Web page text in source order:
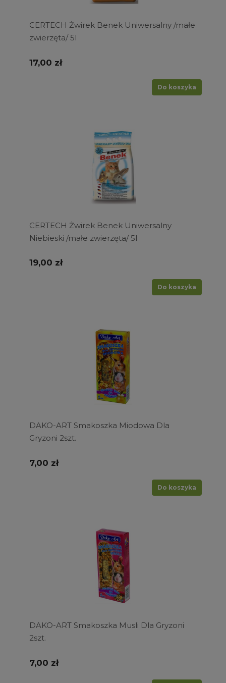
CERTECH Żwirek Benek Uniwersalny /małe
zwierzęta/ 5l
17,00 zł
Do koszyka
CERTECH Żwirek Benek Uniwersalny
Niebieski /małe zwierzęta/ 5l
19,00 zł
Do koszyka
DAKO-ART Smakoszka Miodowa Dla
Gryzoni 2szt.
7,00 zł
Do koszyka
DAKO-ART Smakoszka Musli Dla Gryzoni
2szt.
7,00 zł